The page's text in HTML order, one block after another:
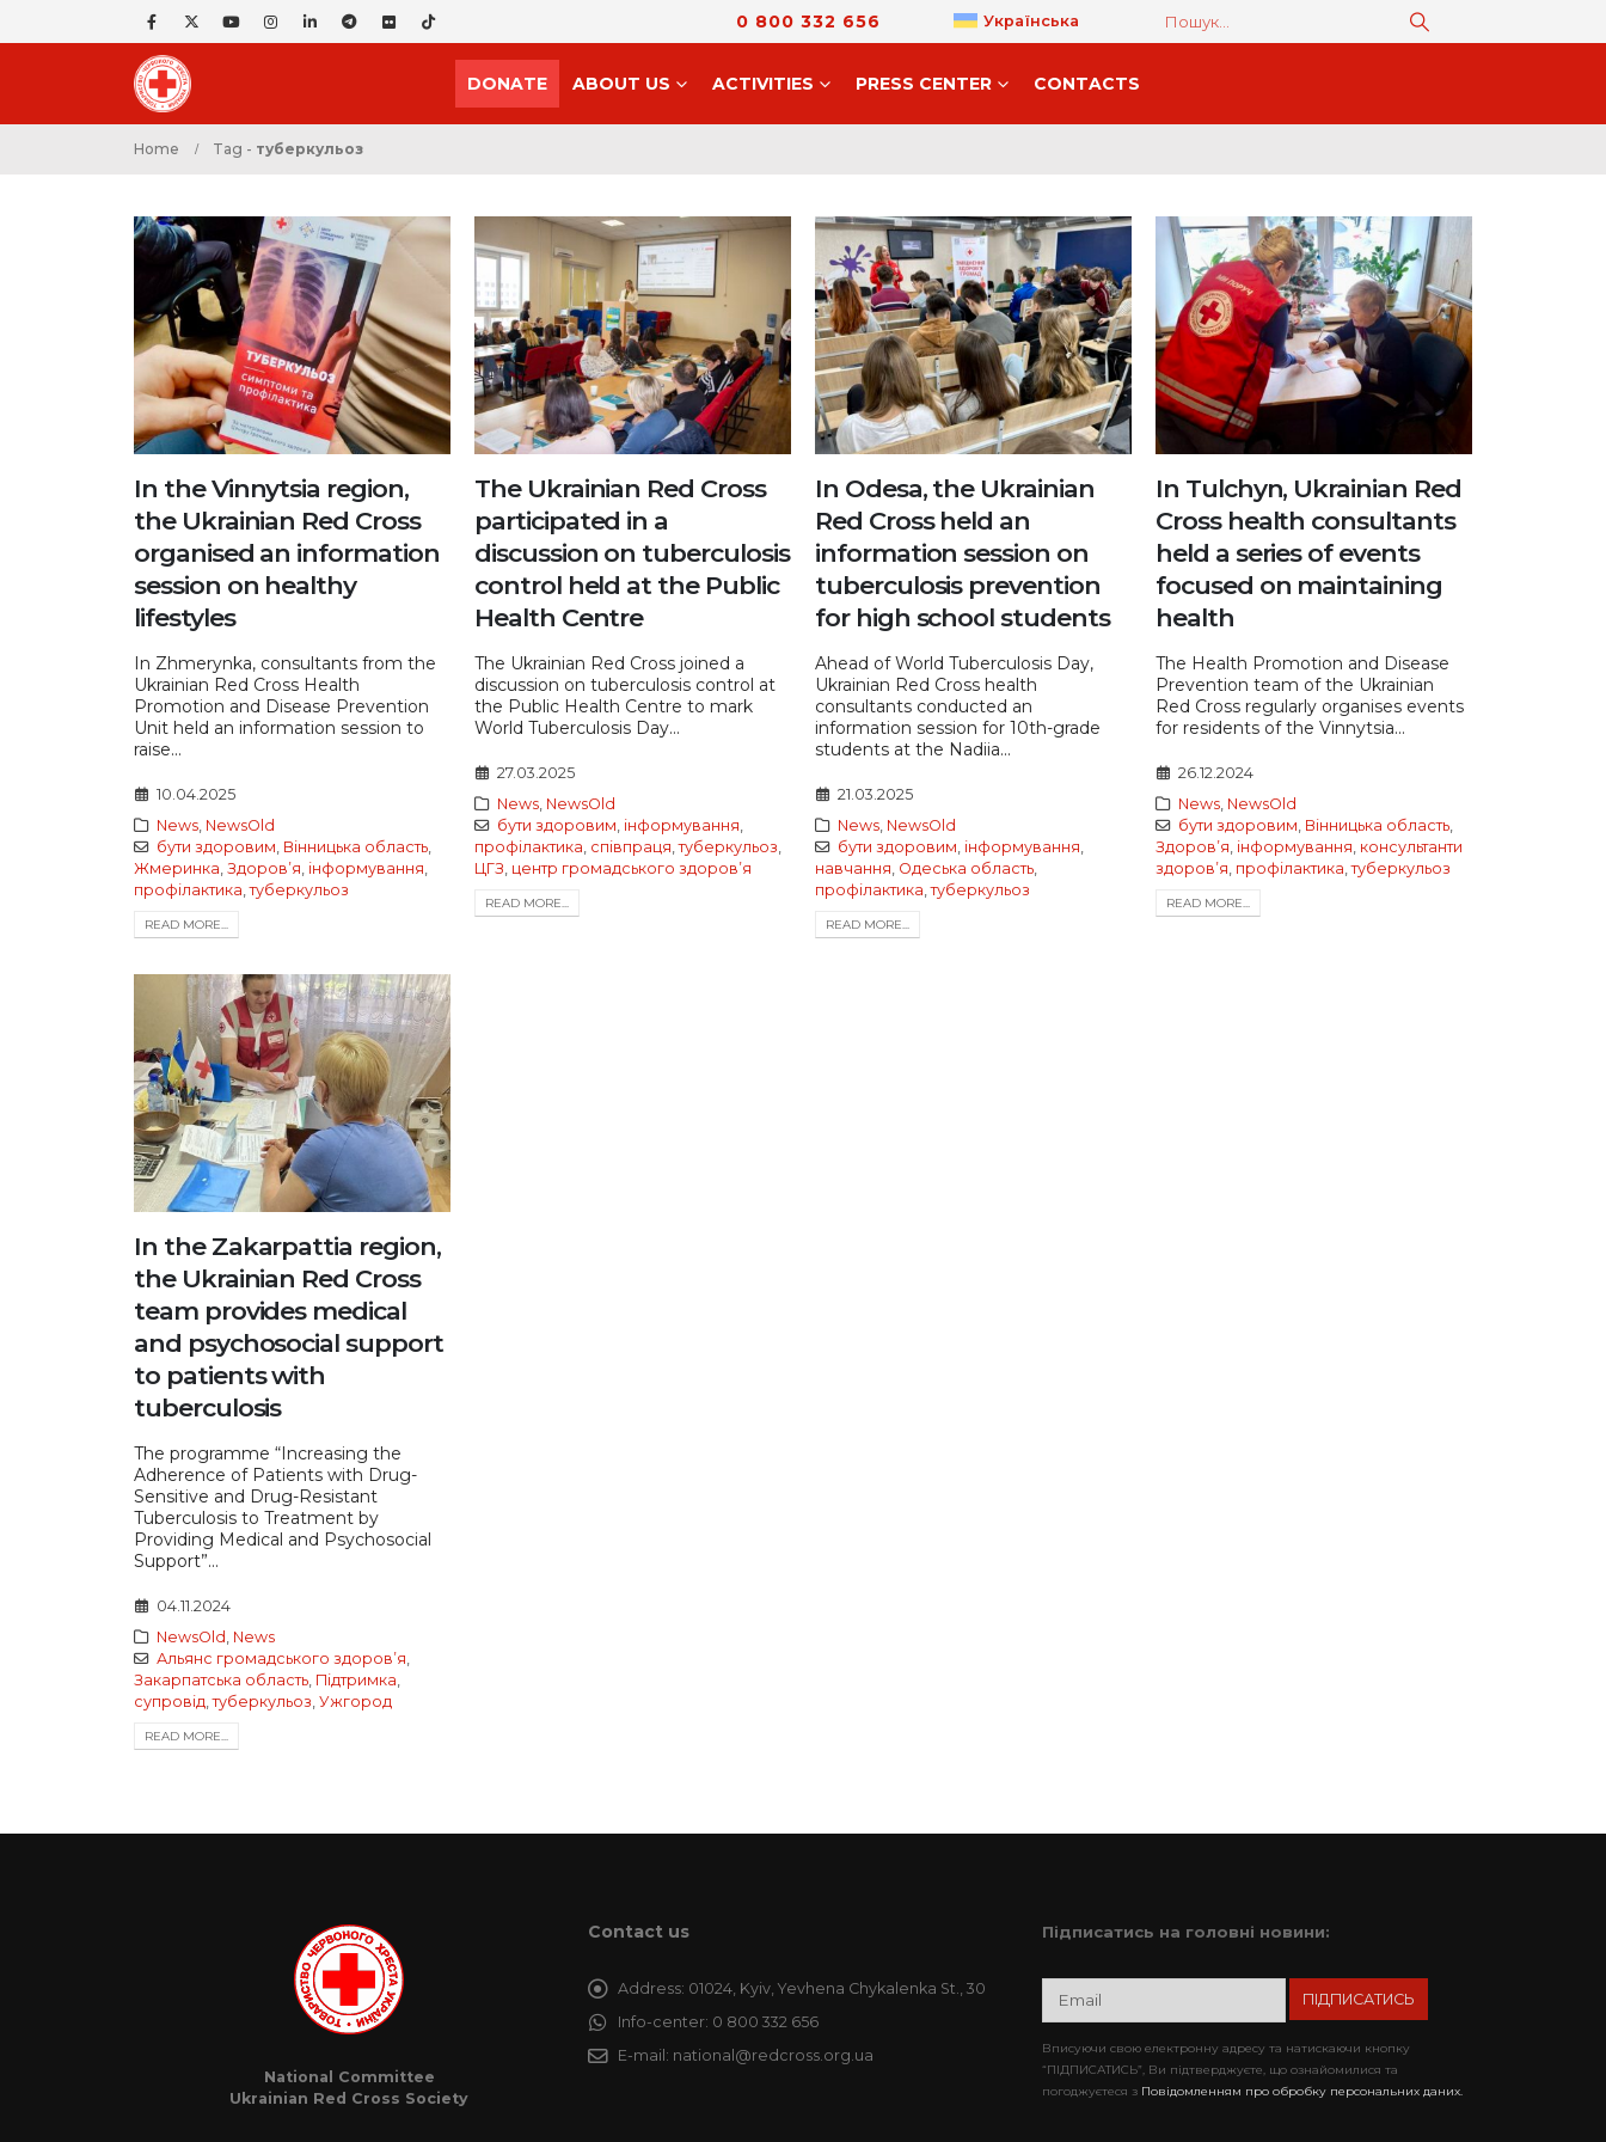
0 800 332 656 Українська
DONATE ABOUT US ACTIVITIES PRESS CENTER CONTACTS
Home Tag - туберкульоз
In the Vinnytsia region,
the Ukrainian Red Cross
organised an information
session on healthy
lifestyles
In Zhmerynka, consultants from the
Ukrainian Red Cross Health
Promotion and Disease Prevention
Unit held an information session to
raise...
10.04.2025
News, NewsOld
бути здоровим Вінницька область,
Жмеринка Здоровʼя інформування
профілактика ,туберкульоз
READ MORE...
The Ukrainian Red Cross
participated in a
discussion on tuberculosis
control held at the Public
Health Centre
The Ukrainian Red Cross joined a
discussion on tuberculosis control at
the Public Health Centre to mark
World Tuberculosis Day...
27.03.2025
News, NewsOld
бути здоровим інформування
профілактика співпраця ,туберкульоз
ЦГЗ центр громадського здоровʼя
READ MORE...
In Odesa, the Ukrainian
Red Cross held an
information session on
tuberculosis prevention
for high school students
Ahead of World Tuberculosis Day,
Ukrainian Red Cross health
consultants conducted an
information session for 10th-grade
students at the Nadiia...
21.03.2025
News, NewsOld
бути здоровим інформування
навчання Одеська область
профілактика ,туберкульоз
READ MORE...
In Tulchyn, Ukrainian Red
Cross health consultants
held a series of events
focused on maintaining
health
The Health Promotion and Disease
Prevention team of the Ukrainian
Red Cross regularly organises events
for residents of the Vinnytsia...
26.12.2024
News, NewsOld
бути здоровим Вінницька область,
Здоровʼя інформування консультанти
здоровʼя профілактика ,туберкульоз
READ MORE...
In the Zakarpattia region,
the Ukrainian Red Cross
team provides medical
and psychosocial support
to patients with
tuberculosis
The programme “Increasing the
Adherence of Patients with Drug-
Sensitive and Drug-Resistant
Tuberculosis to Treatment by
Providing Medical and Psychosocial
Support”...
04.11.2024
NewsOld News
Альянс громадського здоровʼя
Закарпатська область Підтримка
супровід ,туберкульоз Ужгород
READ MORE...
National Committee
Ukrainian Red Cross Society
Contact us
Address: 01024, Kyiv, Yevhena Chykalenka St., 30
Info-center: 0 800 332 656
E-mail: national@redcross.org.ua
Підписатись на головні новини:
Вписуючи свою електронну адресу та натискаючи кнопку
“ПІДПИСАТИСЬ”, Ви підтверджуєте, що ознайомилися та
погоджуєтеся з Повідомленням про обробку персональних даних.